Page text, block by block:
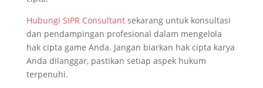
Hubungi SIPR Consultantsekarang untuk konsultasi
dan pendampingan profesional dalam mengelola
hak cipta game Anda. Jangan biarkan hak cipta karya
Anda dilanggar, pastikan setiap aspek hukum
terpenuhi.